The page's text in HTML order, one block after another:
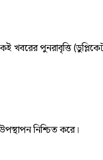
খবরের পুনরাবৃত্তি
নিশ্চিত করে।